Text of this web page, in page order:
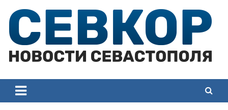
content
Севастополя
Севастополя